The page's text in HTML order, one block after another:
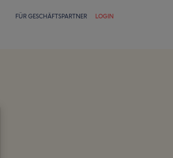
FÜR GESCHÄFTSPARTNER LOGIN